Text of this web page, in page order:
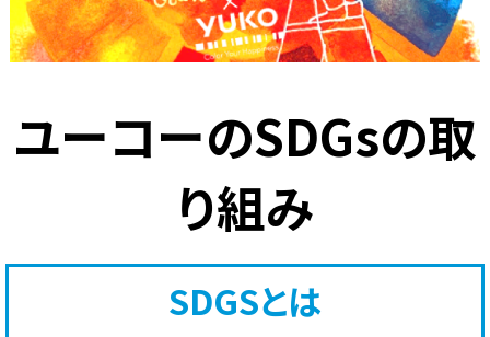
ユーコーのSDGsの取
り組み
SDGSとは